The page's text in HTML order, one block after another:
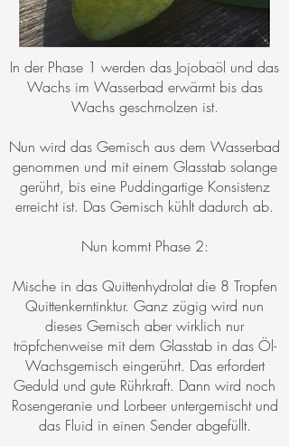
In der Phase 1 werden das Jojobaöl und das
Wachs im Wasserbad erwärmt bis das
Wachs geschmolzen ist.
Nun wird das Gemisch aus dem Wasserbad
genommen und mit einem Glasstab solange
gerührt, bis eine Puddingartige Konsistenz
erreicht ist. Das Gemisch kühlt dadurch ab.
Nun kommt Phase 2:
Mische in das Quittenhydrolat die 8 Tropfen
Quittenkerntinktur. Ganz zügig wird nun
dieses Gemisch aber wirklich nur
tröpfchenweise mit dem Glasstab in das Öl-
Wachsgemisch eingerührt. Das erfordert
Geduld und gute Rührkraft. Dann wird noch
Rosengeranie und Lorbeer untergemischt und
das Fluid in einen Sender abgefüllt.